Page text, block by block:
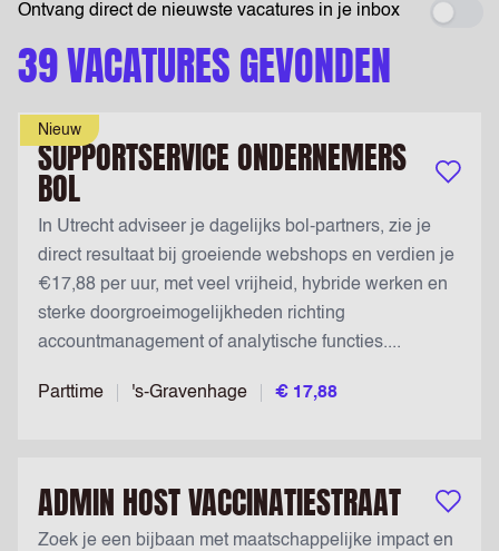
Ontvang direct de nieuwste vacatures in je inbox
39 VACATURES GEVONDEN
Nieuw
SUPPORTSERVICE ONDERNEMERS
BOL Bewaar
Parttime 's-Gravenhage € 17,88
In Utrecht adviseer je dagelijks bol-partners, zie je
direct resultaat bij groeiende webshops en verdien je
€17,88 per uur, met veel vrijheid, hybride werken en
sterke doorgroeimogelijkheden richting
accountmanagement of analytische functies....
ADMIN HOST VACCINATIESTRAAT Bewaar
Zoek je een bijbaan met maatschappelijke impact en